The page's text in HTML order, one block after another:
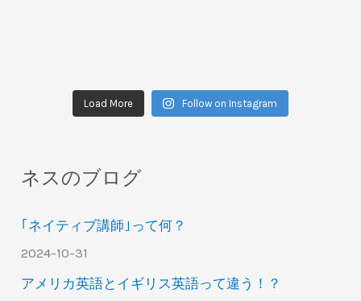
Load More Follow on Instagram
ネスのブログ
｢ネイティブ講師｣って何？
2024-10-31
アメリカ英語とイギリス英語って違う！？